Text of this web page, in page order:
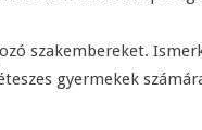
szakembereket.
gyermekek